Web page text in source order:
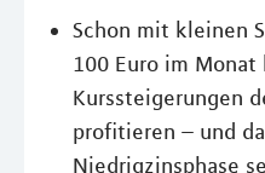
Schon mit kleinen
100 Euro im
Kurssteigerungen
profitieren – und
Niedrigzinsphase